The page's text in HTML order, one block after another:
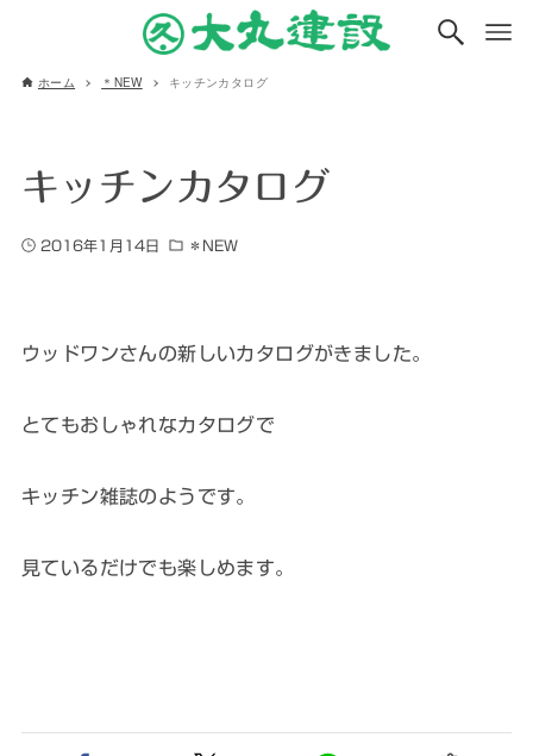
ホーム ＊NEW キッチンカタログ
キッチンカタログ
2016年1月14日 ＊NEW
ウッドワンさんの新しいカタログがきました。
とてもおしゃれなカタログで
キッチン雑誌のようです。
見ているだけでも楽しめます。